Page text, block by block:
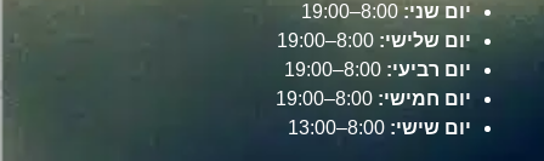
יום שני:
יום שלישי:
יום רביעי:
יום חמישי:
יום שישי: